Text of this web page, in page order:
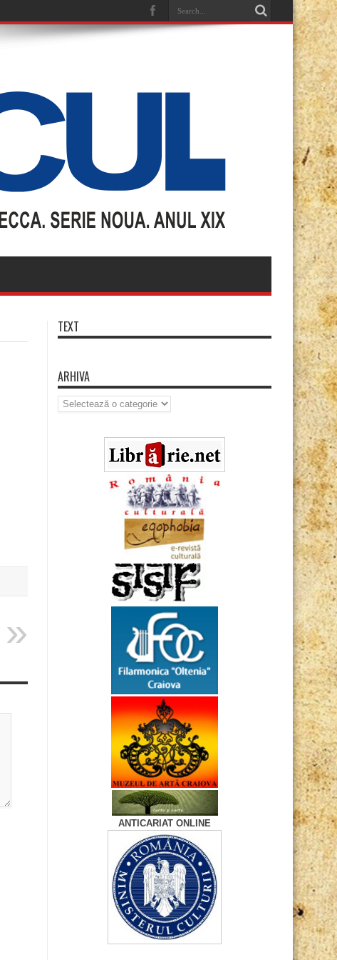
TEXT
ARHIVA
Arhiva
ANTICARIAT ONLINE